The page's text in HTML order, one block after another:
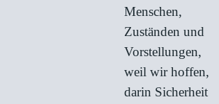
Menschen,
Zuständen und
Vorstellungen,
weil wir hoffen,
darin Sicherheit